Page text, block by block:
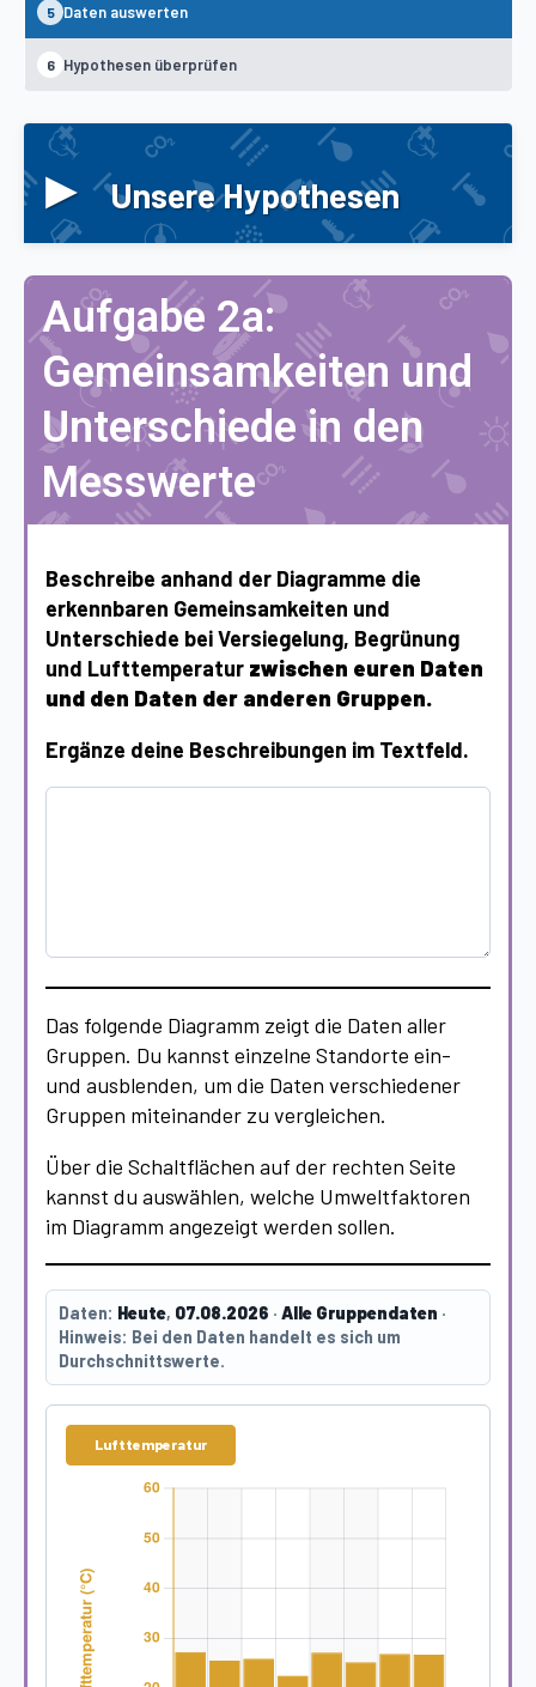
5 Daten auswerten
6 Hypothesen überprüfen
▸ Unsere Hypothesen
Aufgabe 2a:
Gemeinsamkeiten und
Unterschiede in den
Messwerte
Beschreibe anhand der Diagramme die
erkennbaren Gemeinsamkeiten und
Unterschiede bei Versiegelung, Begrünung
und Lufttemperatur zwischen euren Daten
und den Daten der anderen Gruppen.
Ergänze deine Beschreibungen im Textfeld.
Das folgende Diagramm zeigt die Daten aller
Gruppen. Du kannst einzelne Standorte ein-
und ausblenden, um die Daten verschiedener
Gruppen miteinander zu vergleichen.
Über die Schaltflächen auf der rechten Seite
kannst du auswählen, welche Umweltfaktoren
im Diagramm angezeigt werden sollen.
Daten: Heute, 07.08.2026 ·Alle Gruppendaten ·
Hinweis: Bei den Daten handelt es sich um
Durchschnittswerte.
Lufttemperatur